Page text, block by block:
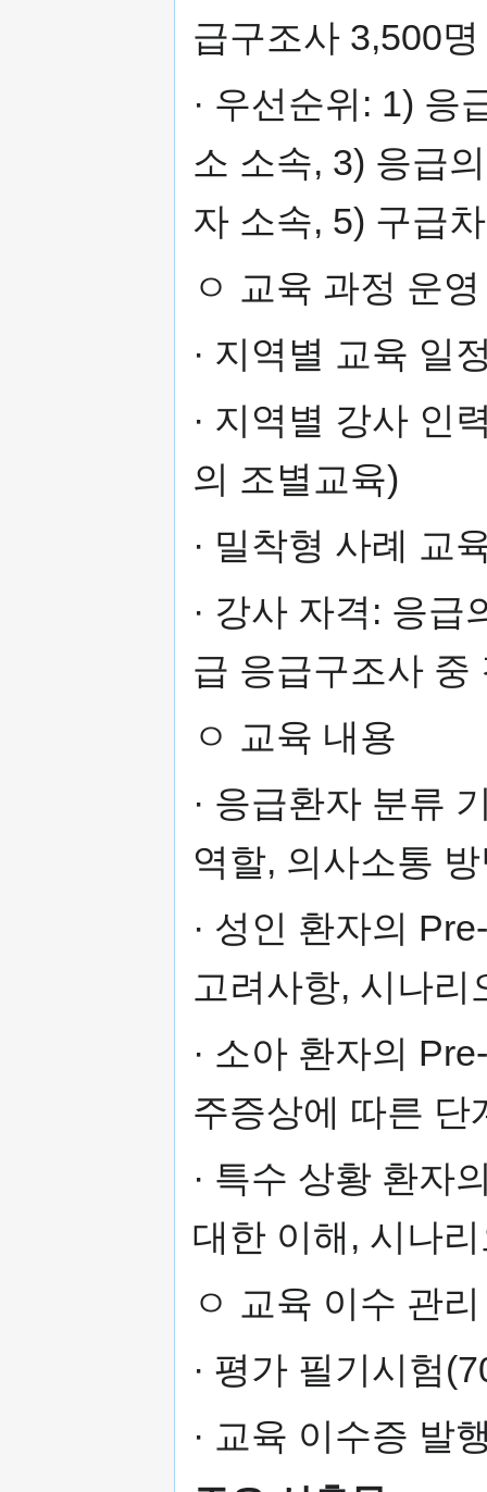
급구조사 3,500명
· 우선순위: 1) 응
소 소속, 3) 응급
자 소속, 5) 구급
ㅇ 교육 과정 운영
· 지역별 교육 일
· 지역별 강사 인
의 조별교육)
· 밀착형 사례 교
· 강사 자격: 응
급 응급구조사 중
ㅇ 교육 내용
· 응급환자 분류
역할, 의사소통
· 성인 환자의
고려사항, 시나리
· 소아 환자의
주증상에 따른 단
· 특수 상황 환자
대한 이해, 시나
ㅇ 교육 이수 관리
· 평가 필기시험
· 교육 이수증 발